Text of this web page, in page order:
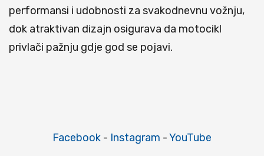
performansi i udobnosti za svakodnevnu vožnju,
dok atraktivan dizajn osigurava da motocikl
privlači pažnju gdje god se pojavi.
Facebook - Instagram -YouTube